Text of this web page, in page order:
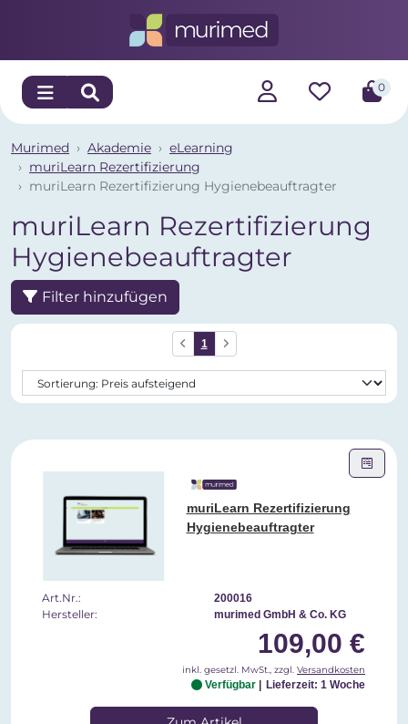
0
Murimed Akademie
eLearning
muriLearn Rezertifizierung
muriLearn Rezertifizierung Hygienebeauftragter
muriLearn Rezertifizierung
Hygienebeauftragter
Filter hinzufügen
1
muriLearn Rezertifizierung
Hygienebeauftragter
Art.Nr.: 200016
Hersteller: murimed GmbH & Co. KG
109,00 €
inkl. gesetzl. MwSt., zzgl. Versandkosten
Verfügbar Lieferzeit: 1 Woche